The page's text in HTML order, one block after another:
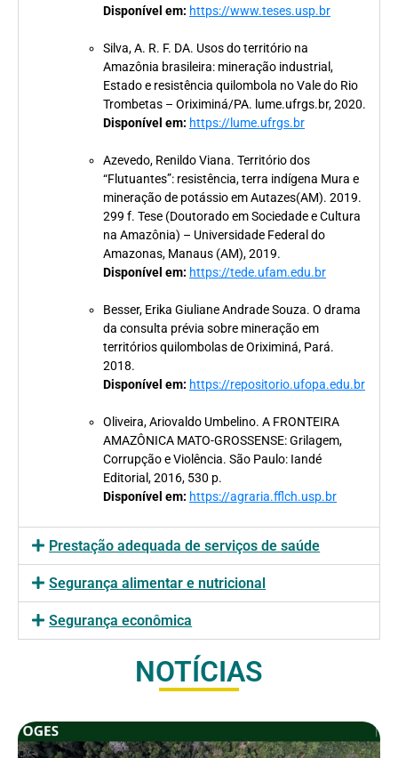
Disponível em: https://www.teses.usp.br
Silva, A. R. F. DA. Usos do território na
Amazônia brasileira: mineração industrial,
Estado e resistência quilombola no Vale do Rio
Trombetas – Oriximiná/PA. lume.ufrgs.br, 2020.
Disponível em: https://lume.ufrgs.br
Azevedo, Renildo Viana. Território dos
“Flutuantes”: resistência, terra indígena Mura e
mineração de potássio em Autazes(AM). 2019.
299 f. Tese (Doutorado em Sociedade e Cultura
na Amazônia) – Universidade Federal do
Amazonas, Manaus (AM), 2019.
Disponível em: https://tede.ufam.edu.br
Besser, Erika Giuliane Andrade Souza. O drama
da consulta prévia sobre mineração em
territórios quilombolas de Oriximiná, Pará.
2018.
Disponível em: https://repositorio.ufopa.edu.br
Oliveira, Ariovaldo Umbelino. A FRONTEIRA
AMAZÔNICA MATO-GROSSENSE: Grilagem,
Corrupção e Violência. São Paulo: Iandé
Editorial, 2016, 530 p.
Disponível em: https://agraria.fflch.usp.br
Prestação adequada de serviços de saúde
Segurança alimentar e nutricional
Segurança econômica
NOTÍCIAS